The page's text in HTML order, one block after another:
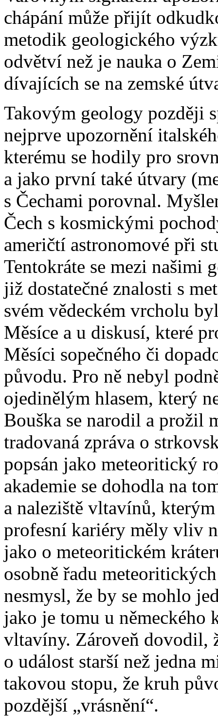
chápání může přijít
metodik geologického
odvětví než je nauka o
dívajících se na zemské
Takovým geology později
nejprve upozornění
kterému se hodily pro
a jako první také útvary
s Čechami porovnal.
Čech s kosmickými
američtí astronomové při
Tentokráte se mezi našimi
již dostatečné znalosti s
svém vědeckém vrcholu
Měsíce a u diskusí, které
Měsíci sopečného či
původu. Pro ně nebyl
ojedinělým hlasem, který
Bouška se narodil a prožil
tradovaná zpráva o
popsán jako meteoritický
akademie se dohodla na
a naleziště vltavínů,
profesní kariéry měly vliv
jako o meteoritickém
osobně řadu
nesmysl, že by se mohlo
jako je tomu u německého
vltavíny. Zároveň dovodil,
o událost starší než jedna
takovou stopu, že kruh
pozdější „vrásnění“.